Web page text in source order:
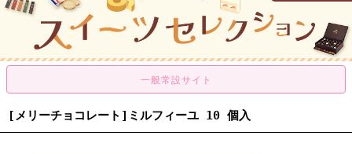
[メリーチョコレート]ミルフィーユ 10 個入